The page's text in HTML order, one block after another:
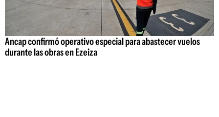
Ancap confirmó operativo especial para abastecer vuelos
durante las obras en Ezeiza